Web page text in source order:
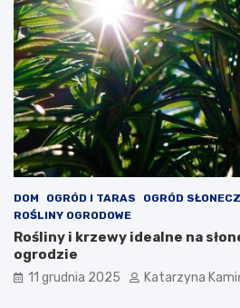
e
s
z
c
z
e
n
i
a
c
h
,
k
t
ó
r
e
w
a
r
t
o
s
p
o
ż
w
DOM OGRÓD I TARAS OGRÓD
ROŚLINY OGRODOWE
Rośliny i krzewy idealne na
ogrodzie
11 grudnia 2025 Katarzyna